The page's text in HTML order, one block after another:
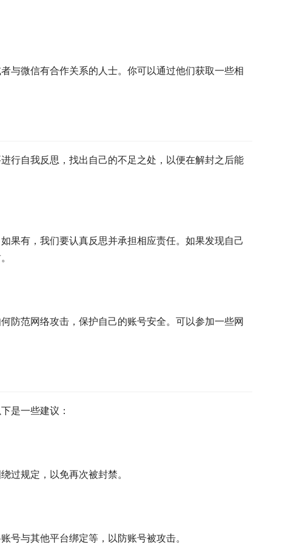
与微信有合作关系的人士。你可以通过他们获取一些相
行自我反思，找出自己的不足之处，以便在解封之后能
果有，我们要认真反思并承担相应责任。如果发现自己
防范网络攻击，保护自己的账号安全。可以参加一些网
是一些建议：
过规定，以免再次被封禁。
号与其他平台绑定等，以防账号被攻击。